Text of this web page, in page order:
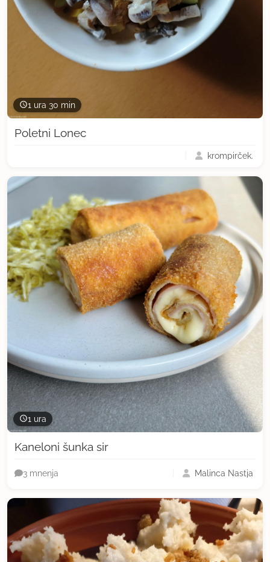
1 ura 30 min
Poletni Lonec
krompirček.
1 ura
Kaneloni šunka sir
3 mnenja Malinca Nastja